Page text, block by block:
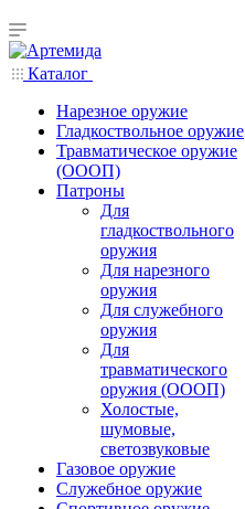
Каталог
Нарезное оружие
Гладкоствольное оружие
Травматическое оружие
(ОООП)
Патроны
Для
гладкоствольного
оружия
Для нарезного
оружия
Для служебного
оружия
Для
травматического
оружия (ОООП)
Холостые,
шумовые,
светозвуковые
Газовое оружие
Служебное оружие